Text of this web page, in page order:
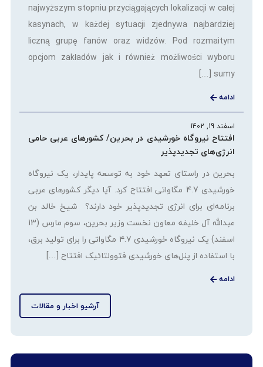
najwyższym stopniu przyciągających lokalizacji w całej
kasynach, w każdej sytuacji zjednywa najbardziej
liczną grupę fanów oraz widzów. Pod rozmaitym
opcjom zakładów jak i również możliwości wyboru
sumy […]
ادامه
اسفند 19, 1402
افتتاح نیروگاه خورشیدی در بحرین/ کشورهای عربی حامی
انرژی‌های تجدیدپذیر
بحرین در راستای تعهد خود به توسعه پایدار، یک نیروگاه
خورشیدی 4.7 مگاواتی افتتاح کرد. آیا دیگر کشورهای عربی
برنامه‌ای برای انرژی تجدیدپذیر خود دارند؟ شیخ خالد بن
عبدالله آل خلیفه معاون نخست وزیر بحرین، سوم مارس (13
اسفند) یک نیروگاه خورشیدی ۴.۷ مگاواتی را برای تولید برق،
با استفاده از پنل‌های خورشیدی فتوولتائیک افتتاح […]
ادامه
آرشیو اخبار و مقالات